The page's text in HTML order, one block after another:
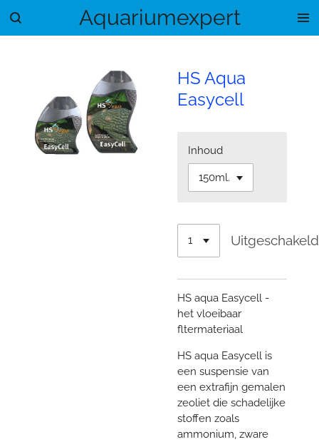
Ga
Aquariumexpert
HS Aqua
Easycell
Inhoud
Uitgeschakeld
HS aqua Easycell -
het vloeibaar
fltermateriaal
HS aqua Easycell is
een suspensie van
een extrafijn gemalen
zeoliet die schadelijke
stoffen zoals
ammonium, zware